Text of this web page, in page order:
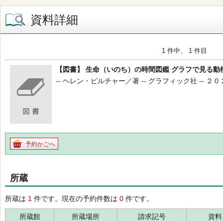
資料詳細
1 件中、 1 件目
【図書】 生命（いのち）の時間図鑑 グラフで見る
-- ヘレン・ピルチャー／著 -- グラフィック社 -- ２
予約かごへ
所蔵
所蔵は 1 件です。現在の予約件数は 0 件です。
所蔵館 所蔵場所 請求記号
資